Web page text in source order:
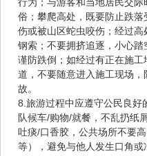
俗；攀爬高处，既要防止跌
伤或被山区蛇虫咬伤；经过
钢索；不要拥挤追逐，小心踏
谨防跌倒；如经过有正在施
道，不要随意进入施工现场
故。
8.旅游过程中应遵守公民良好
队候车/购物/就餐，不乱扔纸
吐痰/口香胶，公共场所不要
等），避免与他人发生口角